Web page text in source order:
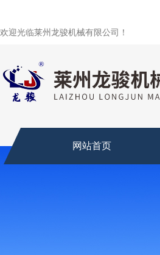
欢迎光临莱州龙骏机械有限公司！
网站首页